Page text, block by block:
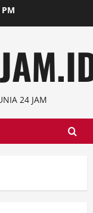
24 JAM